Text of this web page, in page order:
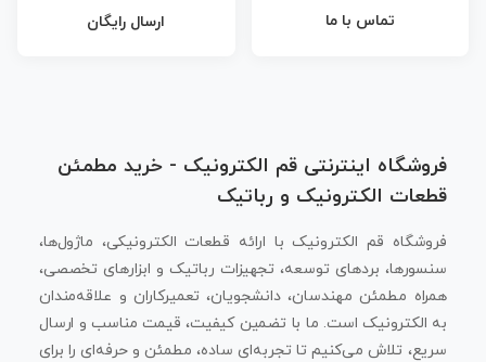
تماس با ما ارسال رایگان
فروشگاه اینترنتی قم الکترونیک - خرید مطمئن
قطعات الکترونیک و رباتیک
فروشگاه قم الکترونیک با ارائه قطعات الکترونیکی، ماژول‌ها،
سنسورها، بردهای توسعه، تجهیزات رباتیک و ابزارهای تخصصی،
همراه مطمئن مهندسان، دانشجویان، تعمیرکاران و علاقه‌مندان
به الکترونیک است. ما با تضمین کیفیت، قیمت مناسب و ارسال
سریع، تلاش می‌کنیم تا تجربه‌ای ساده، مطمئن و حرفه‌ای را برای